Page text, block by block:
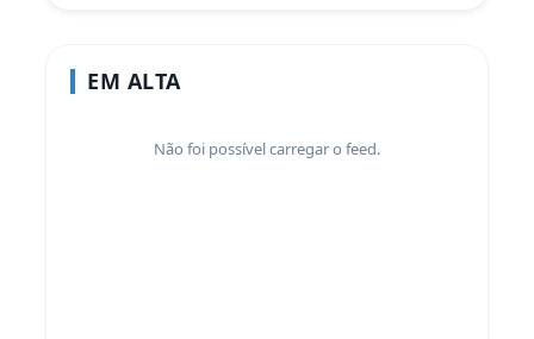
EM ALTA
Não foi possível carregar o feed.